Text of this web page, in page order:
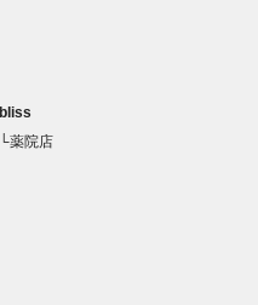
bliss
└薬院店